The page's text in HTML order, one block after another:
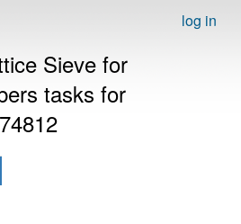
log in
Sieve for
tasks for